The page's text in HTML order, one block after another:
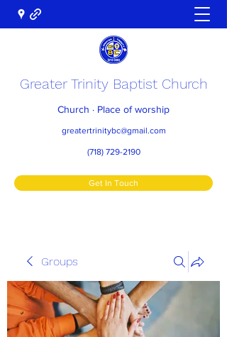
Greater Trinity Baptist Church
Church · Place of worship
greatertrinitybc@gmail.com
(718) 729-2190
Get In Touch
Groups